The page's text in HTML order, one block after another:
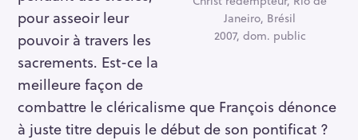
Janeiro, Brésil
2007, dom. public
pour asseoir leur
pouvoir à travers les
sacrements. Est-ce la
meilleure façon de
combattre le cléricalisme que François dénonce
à juste titre depuis le début de son pontificat ?